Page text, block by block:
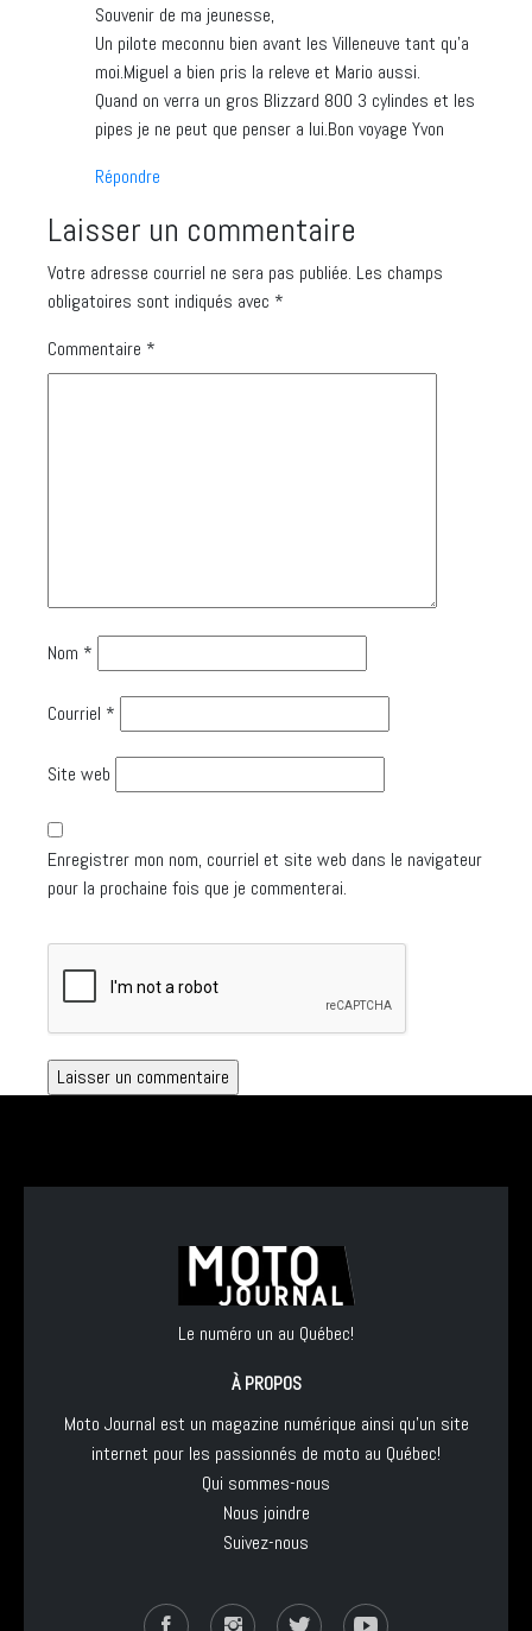
Souvenir de ma jeunesse,
Un pilote meconnu bien avant les Villeneuve tant qu’a
moi.Miguel a bien pris la releve et Mario aussi.
Quand on verra un gros Blizzard 800 3 cylindes et les
pipes je ne peut que penser a lui.Bon voyage Yvon
Répondre
Laisser un commentaire
Votre adresse courriel ne sera pas publiée. Les champs
obligatoires sont indiqués avec *
Commentaire *
Nom *
Courriel *
Site web
Enregistrer mon nom, courriel et site web dans le navigateur
pour la prochaine fois que je commenterai.
Le numéro un au Québec!
À PROPOS
Moto Journal est un magazine numérique ainsi qu'un site
internet pour les passionnés de moto au Québec!
Qui sommes-nous
Nous joindre
Suivez-nous